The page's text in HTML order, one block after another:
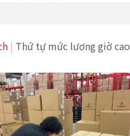
| Thứ tự mức lương giờ cao